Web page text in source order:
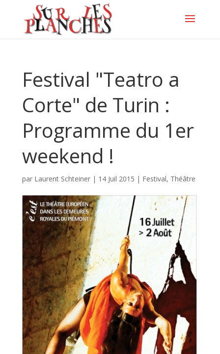
Festival "Teatro a
Corte" de Turin :
Programme du 1er
weekend !
par Laurent Schteiner| 14 Juil 2015 | Festival, Théâtre